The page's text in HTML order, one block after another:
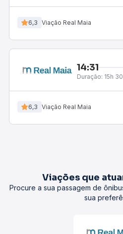
6,3 Viação Real Maia
14:31
Duração: 15h
6,3 Viação Real Maia
Viações que
Procure a sua passagem de
sua